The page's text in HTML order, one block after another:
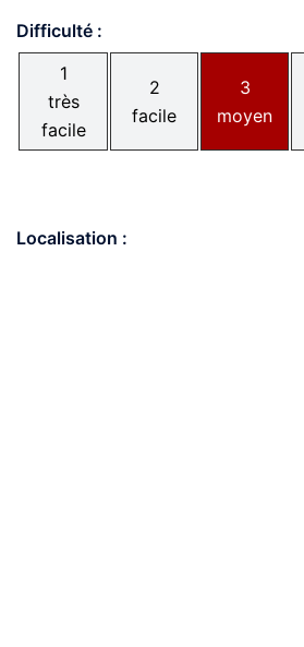
Difficulté :
1
très
facile
2
facile
3
moyen
Localisation :